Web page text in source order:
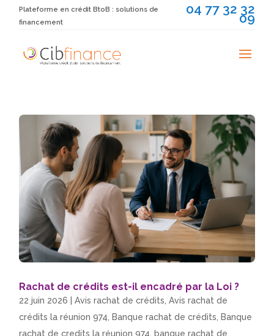
Plateforme en crédit BtoB : solutions de
financement
04 77 32 32
09
Rachat de crédits est-il encadré par la Loi ?
22 juin 2026 |Avis rachat de crédits ,Avis rachat de
crédits la réunion 974
Banque rachat de crédits
Banque
rachat de credits la réunion 974
banque rachat de